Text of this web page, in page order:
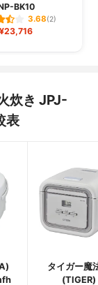
BK10
3.68(2)
¥23,716
炊き JPJ-
表
タイガー魔
(TIGER)